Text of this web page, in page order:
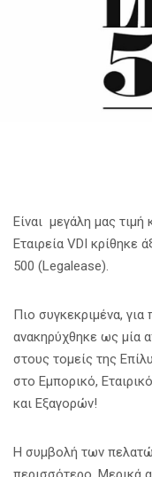
Είναι μεγάλη μας τιμή
Εταιρεία VDI κρίθηκε
500 (Legalease).
Πιο συγκεκριμένα, για
ανακηρύχθηκε ως μία
στους τομείς της
στο Εμπορικό,
και Εξαγορών!
Η συμβολή των